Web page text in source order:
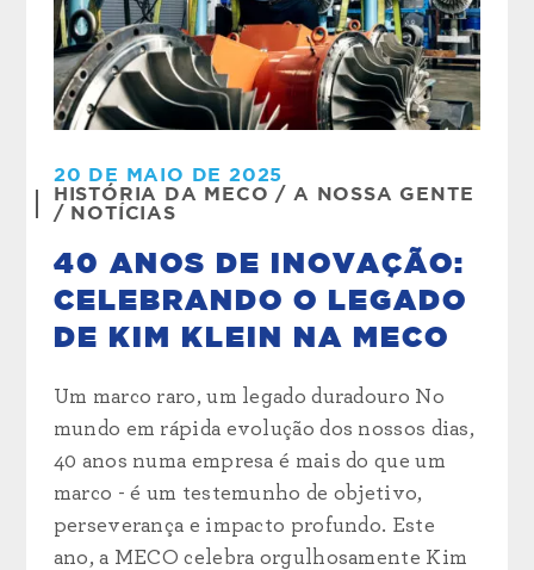
20 DE MAIO DE 2025
HISTÓRIA DA MECO / A NOSSA GENTE
/ NOTÍCIAS
40 ANOS DE INOVAÇÃO:
CELEBRANDO O LEGADO
DE KIM KLEIN NA MECO
Um marco raro, um legado duradouro No
mundo em rápida evolução dos nossos dias,
40 anos numa empresa é mais do que um
marco - é um testemunho de objetivo,
perseverança e impacto profundo. Este
ano, a MECO celebra orgulhosamente Kim